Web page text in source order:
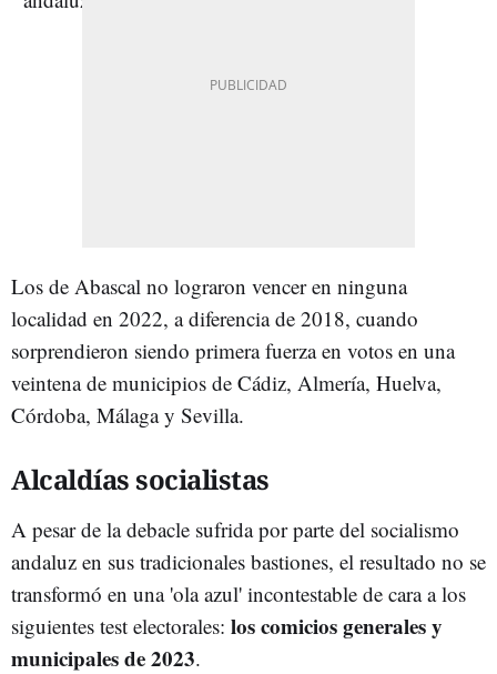
Los de Abascal no lograron vencer en ninguna
localidad en 2022, a diferencia de 2018, cuando
sorprendieron siendo primera fuerza en votos en una
veintena de municipios de Cádiz, Almería, Huelva,
Córdoba, Málaga y Sevilla.
Alcaldías socialistas
A pesar de la debacle sufrida por parte del socialismo
andaluz en sus tradicionales bastiones, el resultado no se
transformó en una 'ola azul' incontestable de cara a los
siguientes test electorales: los comicios generales y
municipales de 2023.